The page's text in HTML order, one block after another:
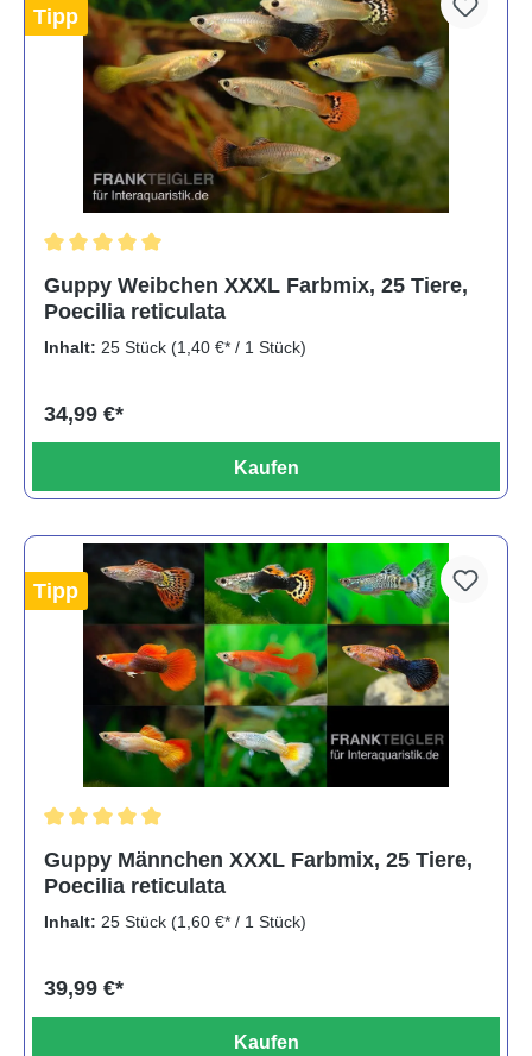
Tipp
Guppy Weibchen XXXL Farbmix, 25 Tiere,
Poecilia reticulata
Inhalt: 25 Stück (1,40 €* / 1 Stück)
34,99 €*
Kaufen
Tipp
Guppy Männchen XXXL Farbmix, 25 Tiere,
Poecilia reticulata
Inhalt: 25 Stück (1,60 €* / 1 Stück)
39,99 €*
Kaufen